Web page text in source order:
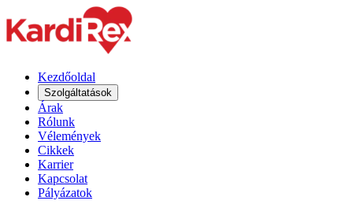
Kezdőoldal
Szolgáltatások
Árak
Rólunk
Vélemények
Cikkek
Karrier
Kapcsolat
Pályázatok